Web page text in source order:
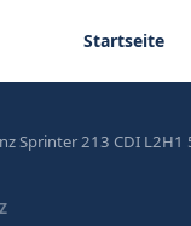
Menü
Startseite
Sprinter 213 CDI